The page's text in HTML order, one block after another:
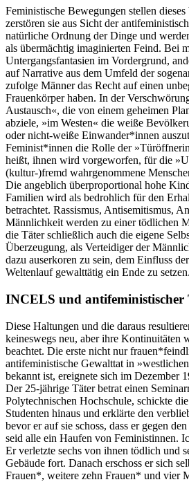
Feministische Bewegungen stellen
zerstören sie aus Sicht der
natürliche Ordnung der Dinge und
als übermächtig imaginierten Feind. Bei
Untergangsfantasien im Vordergrund,
auf Narrative aus dem Umfeld der
zufolge Männer das Recht auf einen
Frauenkörper haben. In der
Austausch«, die von einem geheimen
abziele, »im Westen« die weiße
oder nicht-weiße Einwander*innen
Feminist*innen die Rolle der
heißt, ihnen wird vorgeworfen, für die
(kultur-)fremd wahrgenommene
Die an­geblich überproportional hohe
Familien wird als bedrohlich für den
betrachtet. Rassismus, Antisemitismus,
Männlichkeit werden zu einer tödlichen
die Täter schließlich auch die eigene
Überzeugung, als Verteidiger der
dazu auserkoren zu sein, dem Einfluss
Weltenlauf gewalttätig ein Ende zu setzen.
INCELS und antifeministischer
Diese Haltungen und die daraus
keineswegs neu, aber ihre Kontinu­itäten
beachtet. Die erste nicht nur
antifeministische Gewalttat in
bekannt ist, ereignete sich im Dezember
Der 25-jährige Täter betrat einen
Polytechnischen Hochschule, schickte
Studenten hinaus und erklärte den
bevor er auf sie schoss, dass er gegen
seid alle ein Haufen von Feministinnen.
Er verletzte sechs von ihnen tödlich und
Gebäude fort. Danach erschoss er sich
Frauen*, weitere zehn Frauen* und vier